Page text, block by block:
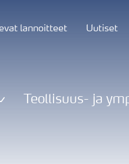
lannoitteet Uutiset
Teollisuus- ja